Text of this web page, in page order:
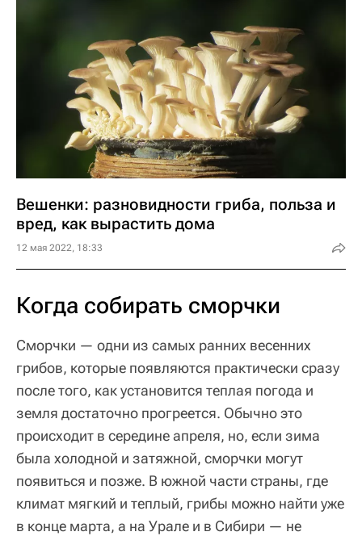
Вешенки: разновидности гриба, польза и
вред, как вырастить дома
12 мая 2022, 18:33
Когда собирать сморчки
Сморчки — одни из самых ранних весенних
грибов, которые появляются практически сразу
после того, как установится теплая погода и
земля достаточно прогреется. Обычно это
происходит в середине апреля, но, если зима
была холодной и затяжной, сморчки могут
появиться и позже. В южной части страны, где
климат мягкий и теплый, грибы можно найти уже
в конце марта, а на Урале и в Сибири — не